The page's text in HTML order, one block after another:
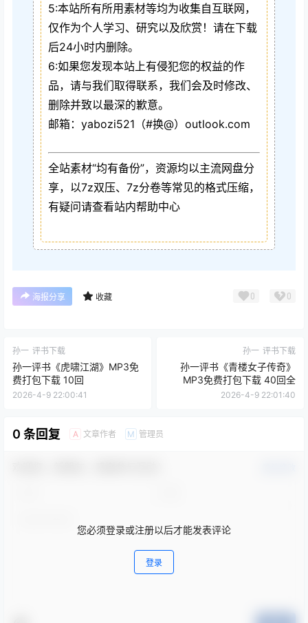
5:本站所有所用素材等均为收集自互联网，
仅作为个人学习、研究以及欣赏！请在下载
后24小时内删除。
6:如果您发现本站上有侵犯您的权益的作
品，请与我们取得联系，我们会及时修改、
删除并致以最深的歉意。
邮箱：yabozi521（#换@）outlook.com
全站素材“均有备份”，资源均以主流网盘分
享，以7z双压、7z分卷等常见的格式压缩，
有疑问请查看站内帮助中心
海报分享 收藏 0 0
孙一 评书下载
孙一评书《虎啸江湖》MP3免
费打包下载 10回
2026-4-9 22:00:41
孙一 评书下载
孙一评书《青楼女子传奇》
MP3免费打包下载 40回全
2026-4-9 22:01:40
0 条回复 A 文章作者 M 管理员
您必须登录或注册以后才能发表评论
登录